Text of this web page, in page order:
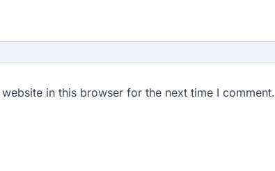
in this browser for the next time I comment.